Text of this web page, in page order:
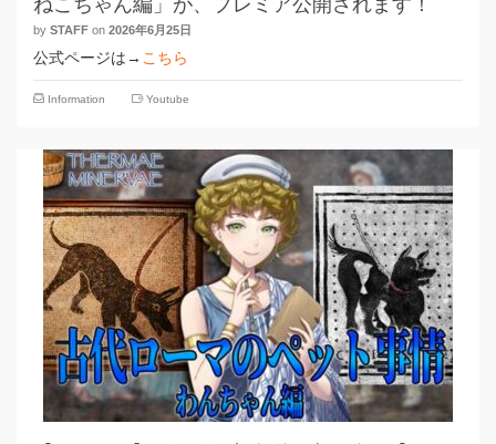
by STAFF on 2026年6月25日
公式ページは→ こちら
Information Youtube